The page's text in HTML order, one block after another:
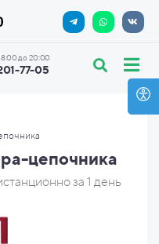
77-05
8:00 до 20:00
цепочника
за 1 день